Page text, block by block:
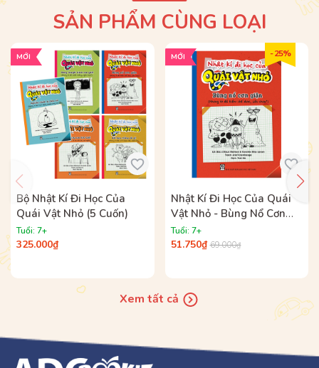
SẢN PHẨM CÙNG LOẠI
MỚI
Bộ Nhật Kí Đi Học Của
Quái Vật Nhỏ (5 Cuốn)
Tuổi: 7+
325.000₫
- 25%
MỚI
Nhật Kí Đi Học Của Quái
Vật Nhỏ - Bùng Nổ Cơn
Giận (Nhưng Tớ Đã Kiềm
Chế Được, Siêu Chưa?)
Tuổi: 7+
51.750₫ 69.000₫
Xem tất cả